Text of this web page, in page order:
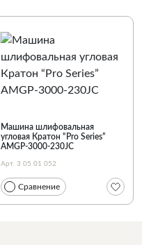
Машина шлифовальная
угловая Кратон “Pro Series”
AMGP-3000-230JC
Арт. 3 05 01 052
Сравнение